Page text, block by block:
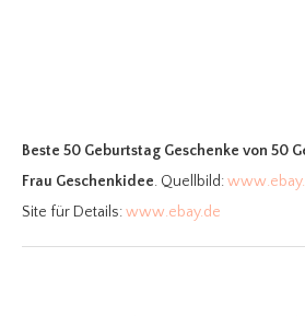
Beste 50 Geburtstag Geschenke von 50
Frau Geschenkidee. Quellbild:
Site für Details:www.ebay.de